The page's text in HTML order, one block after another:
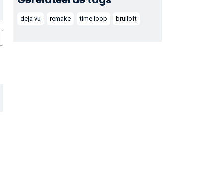
deja vu remake time loop bruiloft